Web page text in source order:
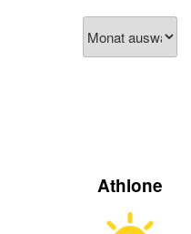
Archiv
Athlone